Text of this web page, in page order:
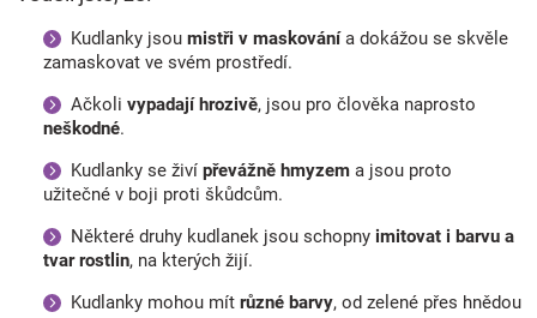
Kudlanky jsoumistři v maskovánía dokážou se skvěle
zamaskovat ve svém prostředí.
Ačkoli vypadají hrozivě, jsou pro člověka naprosto
neškodné.
Kudlanky se živí převážně hmyzema jsou proto
užitečné v boji proti škůdcům.
Některé druhy kudlanek jsou schopnyimitovat i barvu a
tvar rostlin, na kterých žijí.
Kudlanky mohou mítrůzné barvy, od zelené přes hnědou